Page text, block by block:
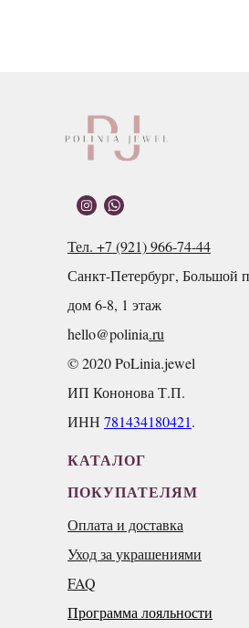
КАТАЛОГ
ПОКУПАТЕЛЯМ
Оплата и доставка
Уход за украшениями
FAQ
Программа лояльности
Тел. +7 (921) 966-74-44
Санкт-Петербург, Большой
дом 6-8, 1 этаж
hello@polinia.ru
© 2020 PoLinia.jewel
ИП Кононова Т.П.
ИНН 781434180421.